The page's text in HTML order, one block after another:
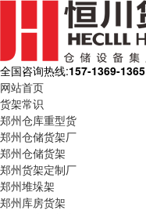
全国咨询热线:157-1369-1365
网站首页
货架常识
郑州仓库重型货
郑州仓储货架厂
郑州仓储货架
郑州货架定制厂
郑州堆垛架
郑州库房货架